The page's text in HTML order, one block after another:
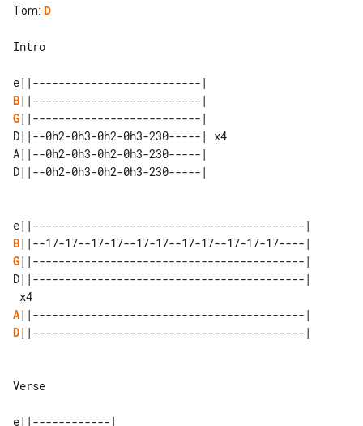
Tom: D
Intro
B
G||--------------------------|
D||--0h2-0h3-0h2-0h3-230-----| x4
A||--0h2-0h3-0h2-0h3-230-----|
D||--0h2-0h3-0h2-0h3-230-----|
B
G||------------------------------------------|
D||------------------------------------------|
A
D||------------------------------------------|
Verse